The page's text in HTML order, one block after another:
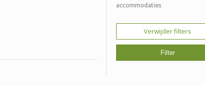
accommodaties
Verwijder filters